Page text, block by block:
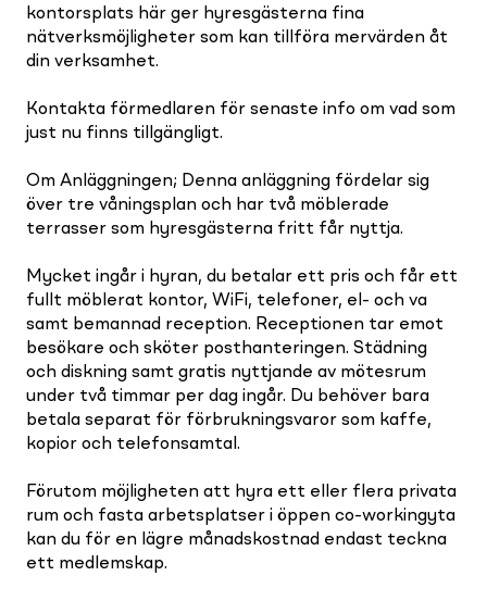
kontorsplats här ger hyresgästerna fina
nätverksmöjligheter som kan tillföra mervärden åt
din verksamhet.
Kontakta förmedlaren för senaste info om vad som
just nu finns tillgängligt.
Om Anläggningen; Denna anläggning fördelar sig
över tre våningsplan och har två möblerade
terrasser som hyresgästerna fritt får nyttja.
Mycket ingår i hyran, du betalar ett pris och får ett
fullt möblerat kontor, WiFi, telefoner, el- och va
samt bemannad reception. Receptionen tar emot
besökare och sköter posthanteringen. Städning
och diskning samt gratis nyttjande av mötesrum
under två timmar per dag ingår. Du behöver bara
betala separat för förbrukningsvaror som kaffe,
kopior och telefonsamtal.
Förutom möjligheten att hyra ett eller flera privata
rum och fasta arbetsplatser i öppen co-workingyta
kan du för en lägre månadskostnad endast teckna
ett medlemskap.